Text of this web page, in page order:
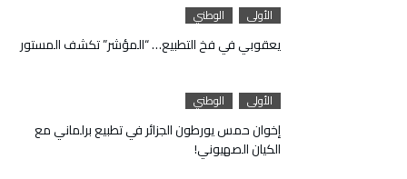
الأولى الوطني
يعقوبي في فخ التطبيع… “المؤشر” تكشف المستور
الأولى الوطني
إخوان حمس يورطون الجزائر في تطبيع برلماني مع
الكيان الصهيوني!